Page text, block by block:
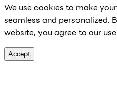
We use cookies to make
seamless and personalized.
website, you agree to our
Accept